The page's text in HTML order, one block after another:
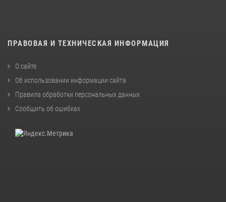
ПРАВОВАЯ И ТЕХНИЧЕСКАЯ ИНФОРМАЦИЯ
О сайте
Об использовании информации сайта
Правила обработки персональных данных
Сообщить об ошибках